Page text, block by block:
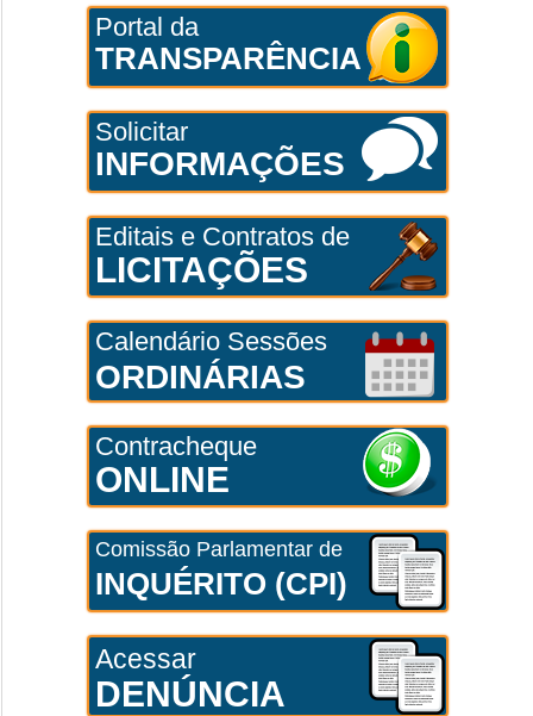
Portal da
TRANSPARÊNCIA
Solicitar
INFORMAÇÕES
Editais e Contratos de
LICITAÇÕES
Calendário Sessões
ORDINÁRIAS
Contracheque
ONLINE
Comissão Parlamentar de
INQUÉRITO (CPI)
Acessar
DENÚNCIA